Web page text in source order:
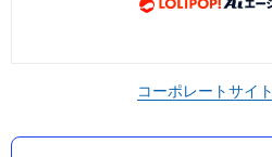
コーポレートサイト